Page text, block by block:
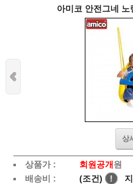
아미코 안전그네
상
상품가 : 회원공개 원
배송비 :
(조건) !